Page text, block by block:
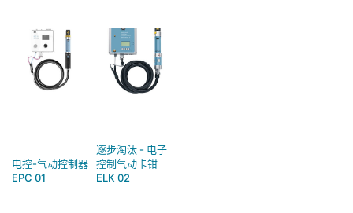
电控-气动控制器
EPC 01
逐步淘汰 - 电子
控制气动卡钳
ELK 02